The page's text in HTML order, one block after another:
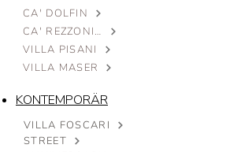
CA' DOLFIN
CA' REZZONICO
VILLA PISANI
VILLA MASER
KONTEMPORÄR
VILLA FOSCARI
STREET